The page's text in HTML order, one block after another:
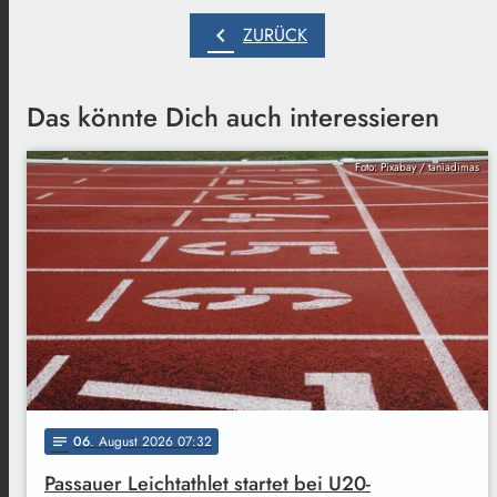
chevron_left ZURÜCK
Das könnte Dich auch interessieren
Foto: Pixabay / taniadimas
notes 06. August 2026 07:32
Passauer Leichtathlet startet bei U20-